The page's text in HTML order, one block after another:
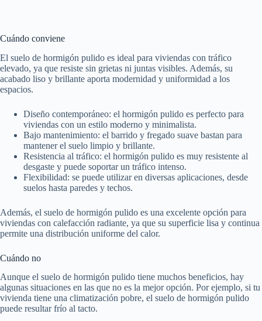
Cuándo conviene
El suelo de hormigón pulido es ideal para viviendas con tráfico
elevado, ya que resiste sin grietas ni juntas visibles. Además, su
acabado liso y brillante aporta modernidad y uniformidad a los
espacios.
Diseño contemporáneo: el hormigón pulido es perfecto para
viviendas con un estilo moderno y minimalista.
Bajo mantenimiento: el barrido y fregado suave bastan para
mantener el suelo limpio y brillante.
Resistencia al tráfico: el hormigón pulido es muy resistente al
desgaste y puede soportar un tráfico intenso.
Flexibilidad: se puede utilizar en diversas aplicaciones, desde
suelos hasta paredes y techos.
Además, el suelo de hormigón pulido es una excelente opción para
viviendas con calefacción radiante, ya que su superficie lisa y continua
permite una distribución uniforme del calor.
Cuándo no
Aunque el suelo de hormigón pulido tiene muchos beneficios, hay
algunas situaciones en las que no es la mejor opción. Por ejemplo, si tu
vivienda tiene una climatización pobre, el suelo de hormigón pulido
puede resultar frío al tacto.